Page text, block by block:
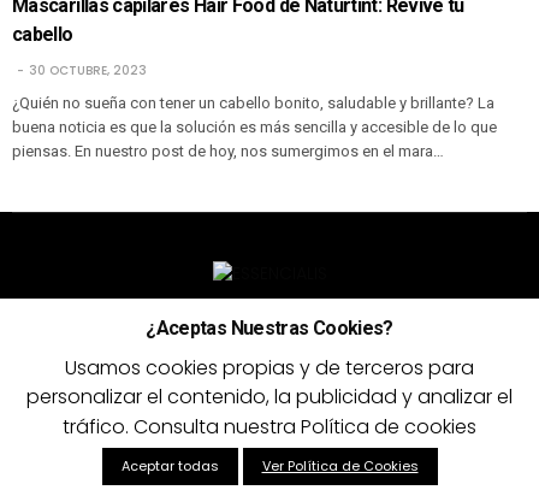
Mascarillas capilares Hair Food de Naturtint: Revive tu
cabello
30 OCTUBRE, 2023
¿Quién no sueña con tener un cabello bonito, saludable y brillante? La
buena noticia es que la solución es más sencilla y accesible de lo que
piensas. En nuestro post de hoy, nos sumergimos en el mara…
ECODIRECTORIO
INICIAR SESIÓN / REGISTRARSE
SOBRE ESSENCIALIS
CONTACTO
AVISO LEGAL
POLÍTICA DE PRIVACIDAD
POLÍTICA DE COOKIES
¿Aceptas Nuestras Cookies?
Usamos cookies propias y de terceros para
personalizar el contenido, la publicidad y analizar el
tráfico. Consulta nuestra Política de cookies
Aceptar todas Ver Política de Cookies